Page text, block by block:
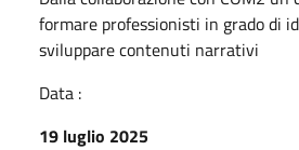
formare professionisti in grado di
sviluppare contenuti narrativi
Data :
19 luglio 2025